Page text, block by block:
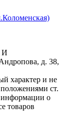
И
д. 38,
характер и не
ст.
о
товаров